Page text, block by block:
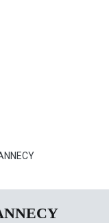
en
en Drôme Ardèche,